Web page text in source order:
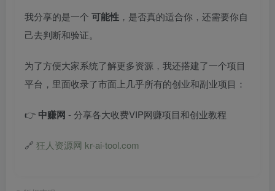
我分享的是一个 可能性 ，是否真的适合你，还需要你自
己去判断和验证。
为了方便大家系统了解更多资源，我还搭建了一个项目
平台，里面收录了市面上几乎所有的创业和副业项目：
👉 中赚网 - 分享各大收费VIP网赚项目和创业教程
🔗 狂人资源网 kr-ai-tool.com